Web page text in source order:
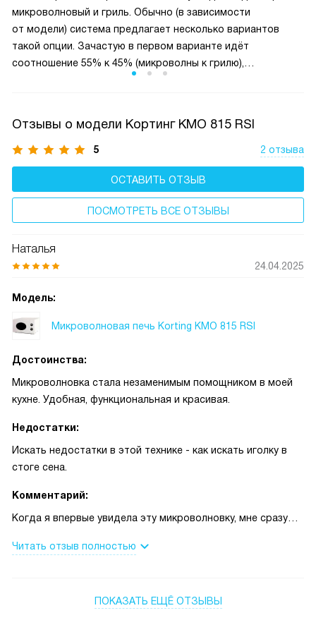
микроволновый и гриль. Обычно (в зависимости
от модели) система предлагает несколько вариантов
такой опции. Зачастую в первом варианте идёт
соотношение 55% к 45% (микроволны к грилю),
Отзывы о модели Кортинг KMO 815 RSI
5 2 отзыва
ОСТАВИТЬ ОТЗЫВ
ПОСМОТРЕТЬ ВСЕ ОТЗЫВЫ
Наталья
24.04.2025
Модель:
Микроволновая печь Korting KMO 815 RSI
Достоинства:
Микроволновка стала незаменимым помощником в моей
кухне. Удобная, функциональная и красивая.
Недостатки:
Искать недостатки в этой технике - как искать иголку в
стоге сена.
Комментарий:
Когда я впервые увидела эту микроволновку, мне сразу
серебристые элементы гармонично сочетаются,
Дверца открывается с помощью кнопки, что очень
Читать отзыв полностью
ПОКАЗАТЬ ЕЩЁ ОТЗЫВЫ